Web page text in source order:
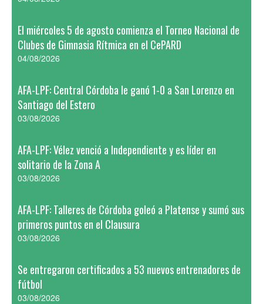
El miércoles 5 de agosto comienza el Torneo Nacional de
Clubes de Gimnasia Rítmica en el CePARD
04/08/2026
AFA-LPF: Central Córdoba le ganó 1-0 a San Lorenzo en
Santiago del Estero
03/08/2026
AFA-LPF: Vélez venció a Independiente y es líder en
solitario de la Zona A
03/08/2026
AFA-LPF: Talleres de Córdoba goleó a Platense y sumó sus
primeros puntos en el Clausura
03/08/2026
Se entregaron certificados a 53 nuevos entrenadores de
fútbol
03/08/2026